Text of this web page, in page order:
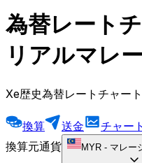
為替レート
リアルマレ
Xe歴史為替レートチャート
換算 送金 チャート
換算元通貨
MYR - マレー